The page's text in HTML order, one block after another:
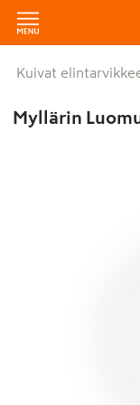
Kuivat elintarvikkeet ja
Myllärin